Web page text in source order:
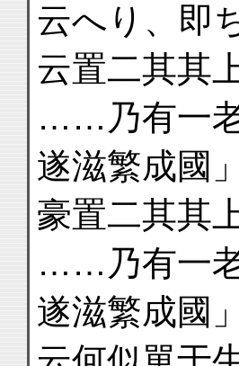
云へり、即
云置二其其
……乃有一老
遂滋繁成國
豪置二其其
……乃有一老
遂滋繁成國